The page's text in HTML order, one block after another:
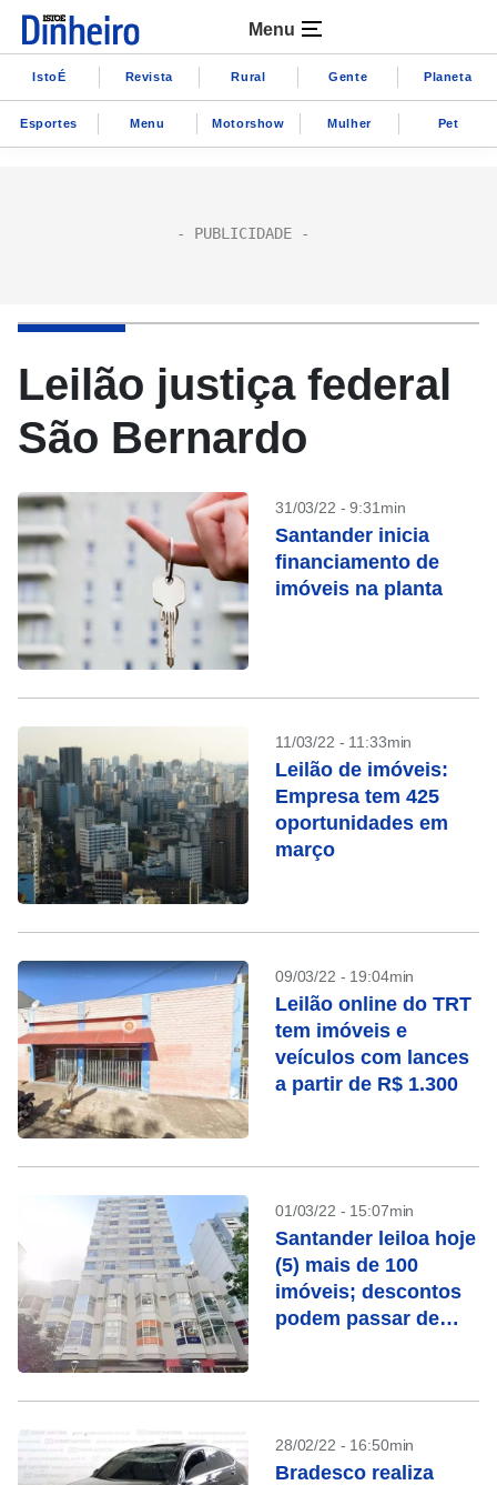
Menu
IstoÉ Revista Rural Gente Planeta
Esportes Menu Motorshow Mulher Pet
Leilão justiça federal
São Bernardo
31/03/22 - 9:31min
Santander inicia
financiamento de
imóveis na planta
11/03/22 - 11:33min
Leilão de imóveis:
Empresa tem 425
oportunidades em
março
09/03/22 - 19:04min
Leilão online do TRT
tem imóveis e
veículos com lances
a partir de R$ 1.300
01/03/22 - 15:07min
Santander leiloa hoje
(5) mais de 100
imóveis; descontos
podem passar de
28/02/22 - 16:50min
Bradesco realiza